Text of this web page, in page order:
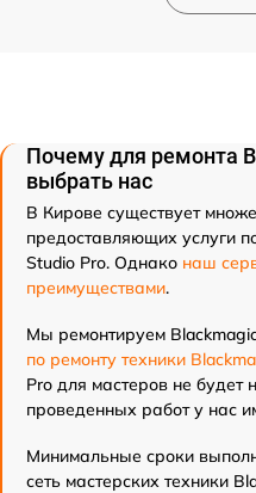
Почему для ремонта
выбрать нас
В Кирове существует
предоставляющих услуги
Studio Pro. Однако наш
преимуществами.
Мы ремонтируем
по ремонту техники
Pro для мастеров не
проведенных работ у нас
Минимальные сроки
сеть мастерских техники